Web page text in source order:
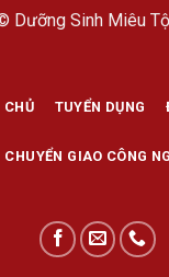
Dưỡng Sinh Miêu
CHỦ TUYỂN DỤNG
CHUYỂN GIAO CÔNG